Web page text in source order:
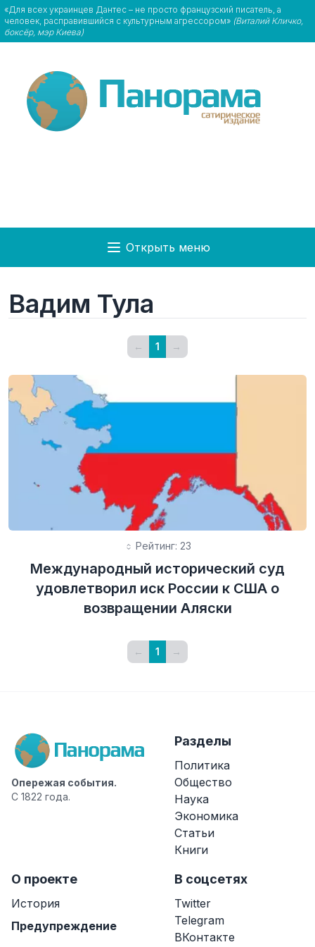
«Для всех украинцев Дантес – не просто французский писатель, а
человек, расправившийся с культурным агрессором» (Виталий Кличко,
боксёр, мэр Киева)
Открыть меню
Вадим Тула
← 1 →
Рейтинг: 23
Международный исторический суд
удовлетворил иск России к США о
возвращении Аляски
← 1 →
Опережая события.
С 1822 года.
Разделы
Политика
Общество
Наука
Экономика
Статьи
Книги
О проекте
История
Предупреждение
В соцсетях
Twitter
Telegram
ВКонтакте